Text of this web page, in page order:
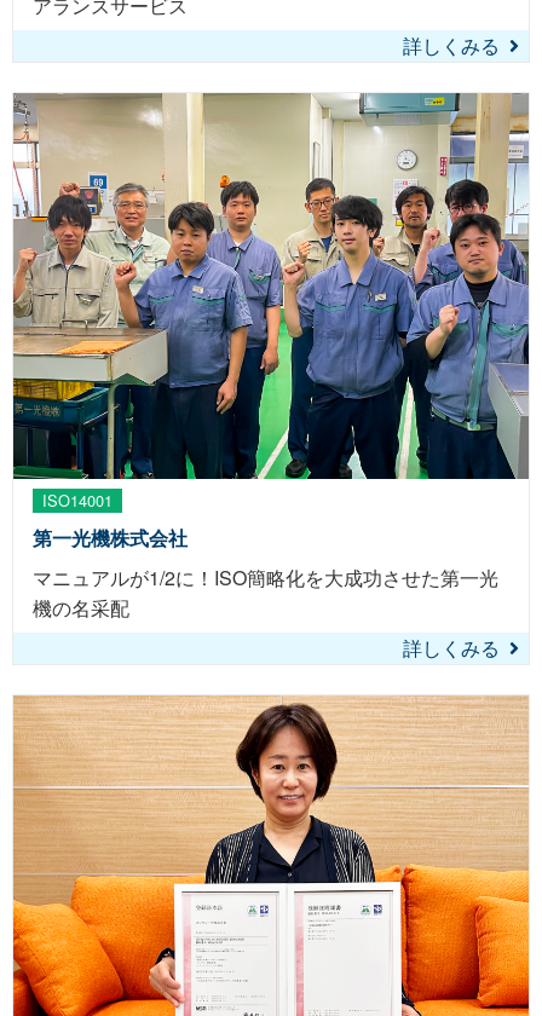
詳しくみる
ISO14001
第一光機株式会社
マニュアルが1/2に！ISO簡略化を大成功させた第一光
機の名采配
詳しくみる